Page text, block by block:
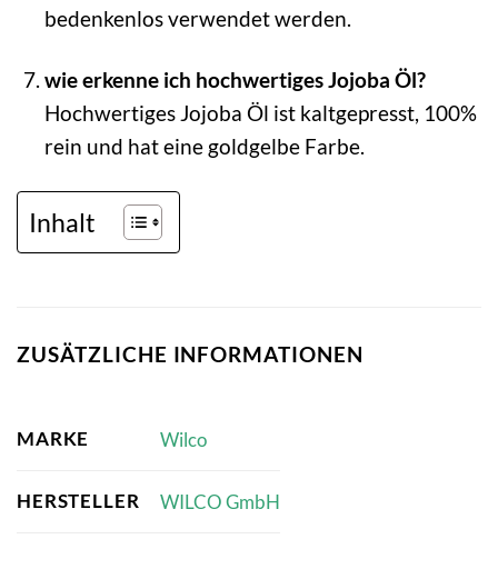
bedenkenlos verwendet werden.
wie erkenne ich hochwertiges Jojoba Öl?
Hochwertiges Jojoba Öl ist kaltgepresst, 100%
rein und hat eine goldgelbe Farbe.
Inhalt
ZUSÄTZLICHE INFORMATIONEN
MARKE Wilco
HERSTELLER WILCO GmbH